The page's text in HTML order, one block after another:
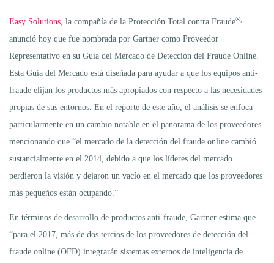
Easy Solutions , la compañía de la Protección Total contra Fraude®,
anunció hoy que fue nombrada por Gartner como Proveedor
Representativo en su Guía del Mercado de Detección del Fraude Online.
Esta Guía del Mercado está diseñada para ayudar a que los equipos anti-
fraude elijan los productos más apropiados con respecto a las necesidades
propias de sus entornos. En el reporte de este año, el análisis se enfoca
particularmente en un cambio notable en el panorama de los proveedores
mencionando que “el mercado de la detección del fraude online cambió
sustancialmente en el 2014, debido a que los líderes del mercado
perdieron la visión y dejaron un vacío en el mercado que los proveedores
más pequeños están ocupando.”
En términos de desarrollo de productos anti-fraude, Gartner estima que
“para el 2017, más de dos tercios de los proveedores de detección del
fraude online (OFD) integrarán sistemas externos de inteligencia de